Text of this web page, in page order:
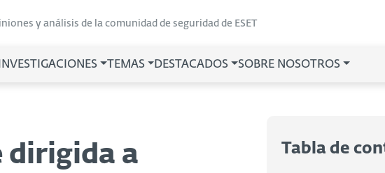
y análisis de la comunidad de seguridad de ESET
INVESTIGACIONES TEMAS DESTACADOS SOBRE NOSOTROS
dirigida a
Tabla de